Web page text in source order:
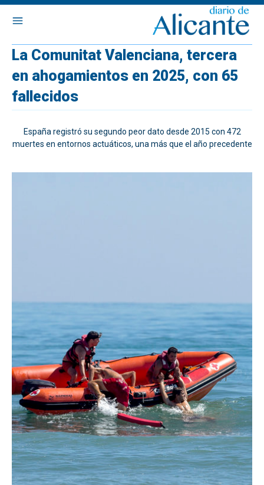
La Comunitat Valenciana, tercera
en ahogamientos en 2025, con 65
fallecidos
España registró su segundo peor dato desde 2015 con 472
muertes en entornos actuáticos, una más que el año precedente